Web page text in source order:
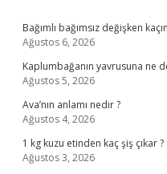
Bağımlı bağımsız değişken
Ağustos 6, 2026
Kaplumbağanın yavrusuna ne
Ağustos 5, 2026
Ava’nın anlamı nedir ?
Ağustos 4, 2026
1 kg kuzu etinden kaç şiş çıkar ?
Ağustos 3, 2026